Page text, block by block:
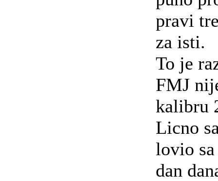
pravi
za isti.
To je
FMJ
kalibru
Licno
lovio
dan